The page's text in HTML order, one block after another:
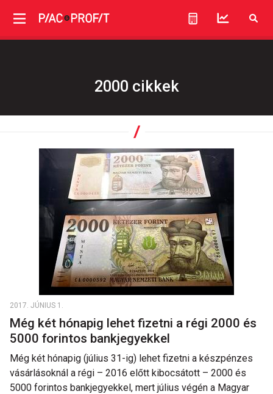
2000 cikkek
2017. JÚNIUS 1.
Még két hónapig lehet fizetni a régi 2000 és
5000 forintos bankjegyekkel
Még két hónapig (július 31-ig) lehet fizetni a készpénzes
vásárlásoknál a régi – 2016 előtt kibocsátott – 2000 és
5000 forintos bankjegyekkel, mert július végén a Magyar